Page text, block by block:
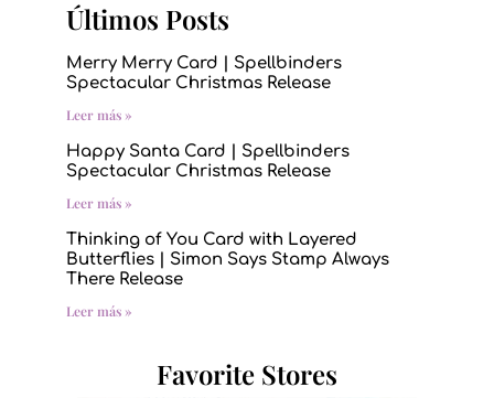
Últimos Posts
Merry Merry Card | Spellbinders
Spectacular Christmas Release
Leer más »
Happy Santa Card | Spellbinders
Spectacular Christmas Release
Leer más »
Thinking of You Card with Layered
Butterflies | Simon Says Stamp Always
There Release
Leer más »
Favorite Stores